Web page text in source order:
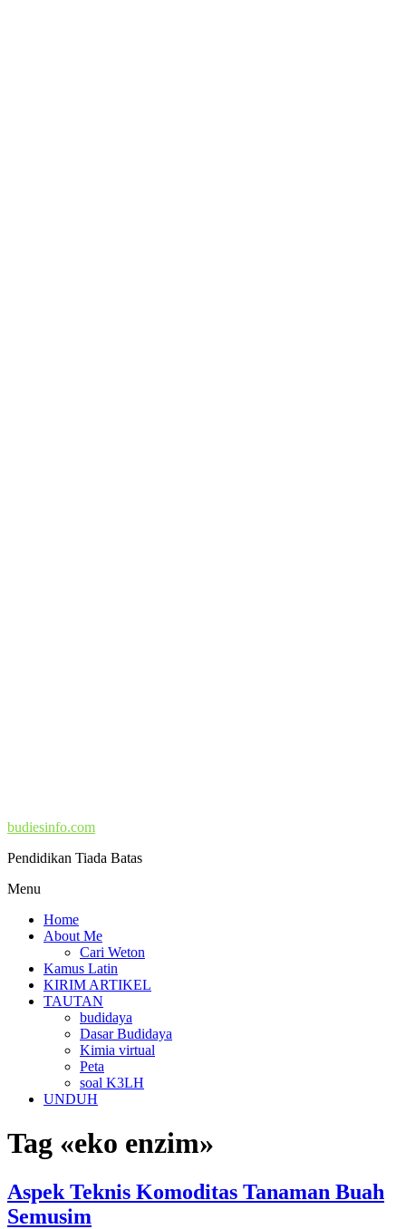
budiesinfo.com
Pendidikan Tiada Batas
Menu
Home
About Me
Cari Weton
Kamus Latin
KIRIM ARTIKEL
TAUTAN
budidaya
Dasar Budidaya
Kimia virtual
Peta
soal K3LH
UNDUH
Tag «eko enzim»
Aspek Teknis Komoditas Tanaman Buah
Semusim